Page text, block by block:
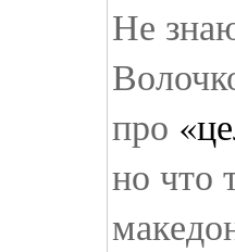
Не
про
но что